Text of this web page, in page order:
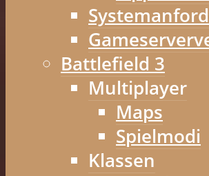
Battlefield 3
Multiplayer
Maps
Spielmodi
Klassen